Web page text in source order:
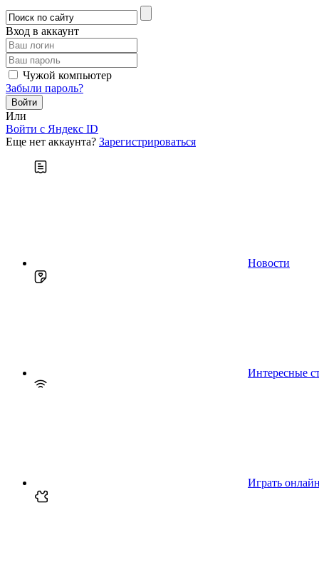
Вход в аккаунт
Чужой компьютер
Забыли пароль?
Или
Войти c Яндекс ID
Еще нет аккаунта? Зарегистрироваться
Новости
Интересные
Играть онлайн